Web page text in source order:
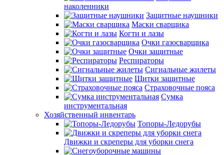
наколенники
Защитные наушники
Маски сварщика
Когти и лазы
Очки газосварщика
Очки защитные
Респираторы
Сигнальные жилеты
Щитки защитные
Страховочные пояса
Сумка
инструментальная
Хозяйственный инвентарь
Топоры-Ледорубы
Движки и скреперы для уборки снега